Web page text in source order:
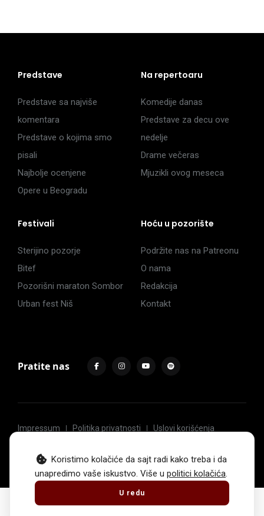
Koristimo kolačiće da sajt radi kako treba i da
unapredimo vaše iskustvo. Više u politici kolačića.
U redu
Predstave
Predstave sa najviše
komentara
Predstave o kojima smo
pisali
Najbolje ocenjene
Opere u Beogradu
Na repertoaru
Komedije danas
Predstave za decu ove
nedelje
Drame večeras
Mjuzikli ovog meseca
Festivali
Sterijino pozorje
Bitef
Pozorišni maraton Sombor
Urban fest Niš
Hoću u pozorište
Podržite nas na Patreonu
O nama
Redakcija
Kontakt
Pratite nas
Impressum Politika privatnosti
Uslovi korišćenja